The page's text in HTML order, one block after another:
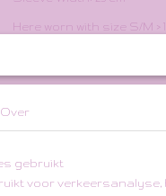
Here worn with size S/M >
Send DM on instagram
Over
gebruikt
voor